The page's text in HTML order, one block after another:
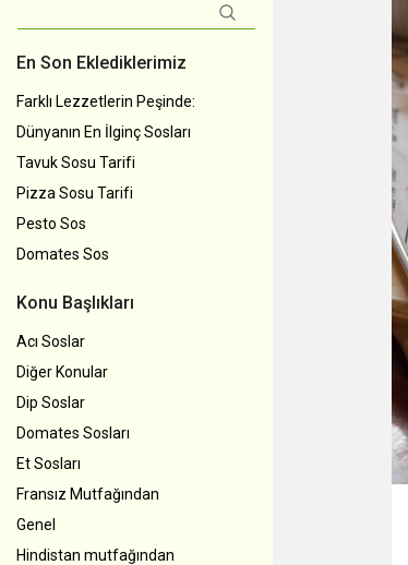
En Son Eklediklerimiz
Farklı Lezzetlerin Peşinde:
Dünyanın En İlginç Sosları
Tavuk Sosu Tarifi
Pizza Sosu Tarifi
Pesto Sos
Domates Sos
Konu Başlıkları
Acı Soslar
Diğer Konular
Dip Soslar
Domates Sosları
Et Sosları
Fransız Mutfağından
Genel
Hindistan mutfağından